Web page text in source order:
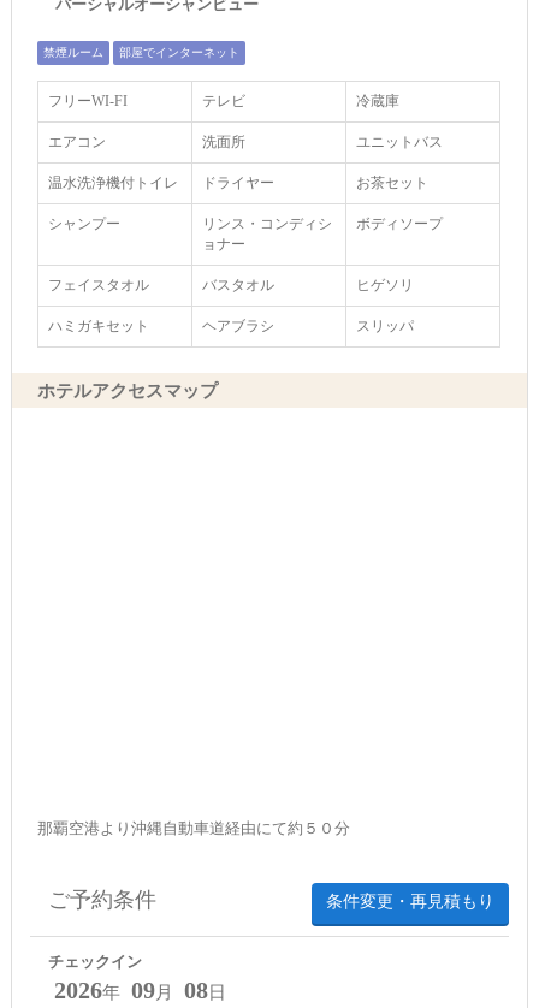
パーシャルオーシャンビュー
禁煙ルーム 部屋でインターネット
フリーWI‐FI テレビ 冷蔵庫
エアコン 洗面所 ユニットバス
温水洗浄機付トイレ ドライヤー お茶セット
シャンプー
リンス・コンディシ
ョナー
ボディソープ
フェイスタオル バスタオル ヒゲソリ
ハミガキセット ヘアブラシ スリッパ
ホテルアクセスマップ
那覇空港より沖縄自動車道経由にて約５０分
条件変更・再見積もり
ご予約条件
チェックイン
2026年 09月 08日